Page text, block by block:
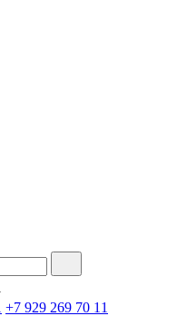
+7 929 269 70 11